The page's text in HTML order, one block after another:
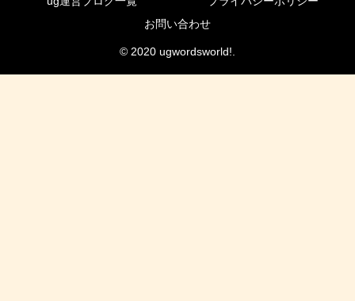
お問い合わせ
© 2020 ugwordsworld!.